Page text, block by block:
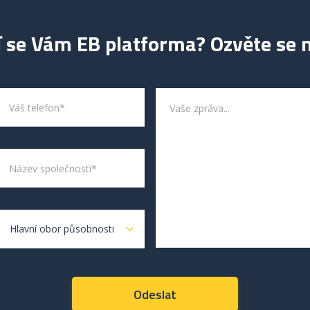
Vám EB platforma? Ozvěte se